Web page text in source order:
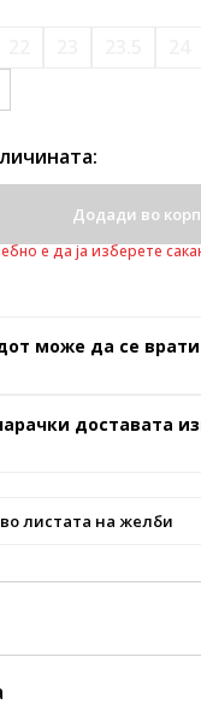
Додади во
е да ја изберете
може да се
доставата
во листата на желби